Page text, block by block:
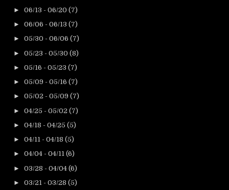
► 06/13 - 06/20 (7)
► 06/06 - 06/13 (7)
► 05/30 - 06/06 (7)
► 05/23 - 05/30 (8)
► 05/16 - 05/23 (7)
► 05/09 - 05/16 (7)
► 05/02 - 05/09 (7)
► 04/25 - 05/02 (7)
► 04/18 - 04/25 (5)
► 04/11 - 04/18 (5)
► 04/04 - 04/11 (6)
► 03/28 - 04/04 (6)
► 03/21 - 03/28 (5)